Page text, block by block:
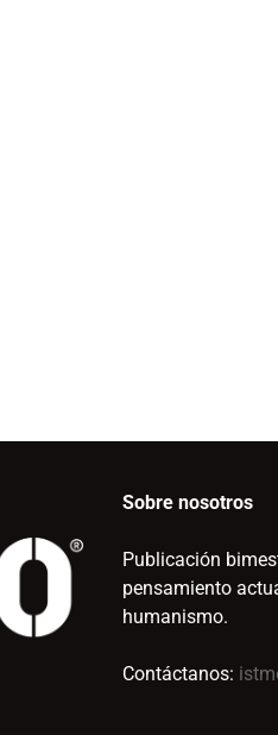
Sobre nosotros
Publicación
pensamiento
humanismo.
Contáctanos: